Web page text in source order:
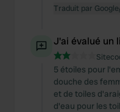
Traduit par Google
J'ai évalué un
5 étoiles pour
douche des
et de toiles
d'eau pour les